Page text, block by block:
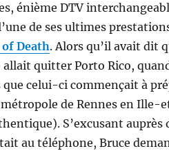
énième DTV
de ses ultimes
of Death. Alors qu’il avait dit
allait quitter Porto Rico,
que celui-ci commençait à
de Rennes en Ille-
S’excusant auprès
au téléphone, Bruce